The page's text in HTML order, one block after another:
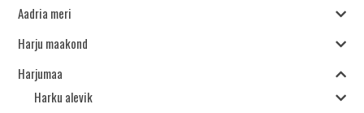
Aadria meri
Harju maakond
Harjumaa
Harku alevik